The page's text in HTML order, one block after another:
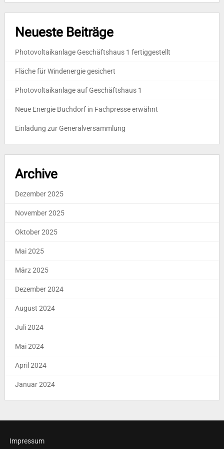
Neueste Beiträge
Photovoltaikanlage Geschäftshaus 1 fertiggestellt
Fläche für Windenergie gesichert
Photovoltaikanlage auf Geschäftshaus 1
Neue Energie Buchdorf in Fachpresse erwähnt
Einladung zur Generalversammlung
Archive
Dezember 2025
November 2025
Oktober 2025
Mai 2025
März 2025
Dezember 2024
August 2024
Juli 2024
Mai 2024
April 2024
Januar 2024
Impressum